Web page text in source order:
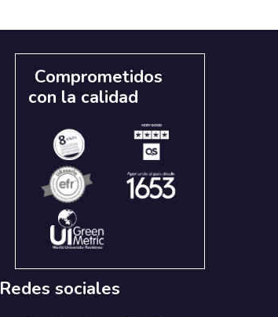
Comprometidos
con la calidad
Redes sociales